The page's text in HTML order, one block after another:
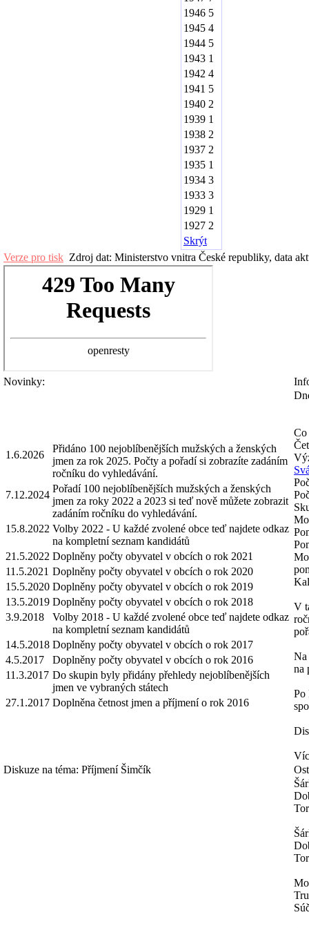
1946 5
1945 4
1944 5
1943 1
1942 4
1941 5
1940 2
1939 1
1938 2
1937 2
1935 1
1934 3
1933 3
1929 1
1927 2
Skrýt
Verze pro tisk Zdroj dat: Ministerstvo vnitra České republiky, data
Novinky:
1.6.2026
Přidáno 100 nejoblíbenějších mužských a ženských
jmen za rok 2025. Počty a pořadí si zobrazíte zadáním
ročníku do vyhledávání.
7.12.2024
Pořadí 100 nejoblíbenějších mužských a ženských
jmen za roky 2022 a 2023 si teď nově můžete zobrazit
zadáním ročníku do vyhledávání.
15.8.2022 Volby 2022 - U každé zvolené obce teď najdete odkaz
na kompletní seznam kandidátů
21.5.2022 Doplněny počty obyvatel v obcích o rok 2021
11.5.2021 Doplněny počty obyvatel v obcích o rok 2020
15.5.2020 Doplněny počty obyvatel v obcích o rok 2019
13.5.2019 Doplněny počty obyvatel v obcích o rok 2018
3.9.2018
Volby 2018 - U každé zvolené obce teď najdete odkaz
na kompletní seznam kandidátů
14.5.2018 Doplněny počty obyvatel v obcích o rok 2017
4.5.2017
Doplněny počty obyvatel v obcích o rok 2016
11.3.2017 Do skupin byly přidány přehledy nejoblíbenějších
jmen ve vybraných státech
27.1.2017 Doplněna četnost jmen a příjmení o rok 2016
Co
V
Na
na
Po
Diskuze na téma: Příjmení Šimčík